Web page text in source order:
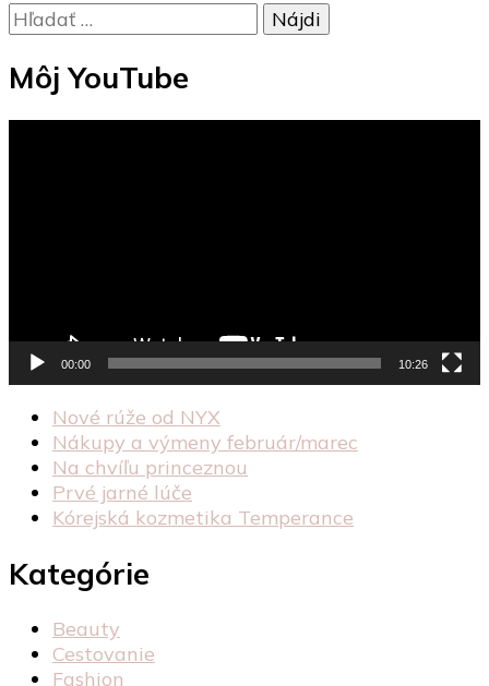
Hľadať:
Môj YouTube
00:00 10:26
Nové rúže od NYX
Nákupy a výmeny február/marec
Na chvíľu princeznou
Prvé jarné lúče
Kórejská kozmetika Temperance
Kategórie
Beauty
Cestovanie
Fashion